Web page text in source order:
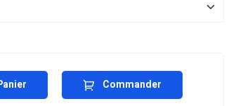
Commander